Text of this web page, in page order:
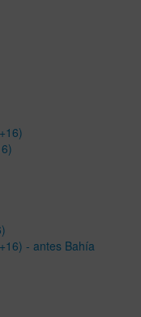
- antes Bahía